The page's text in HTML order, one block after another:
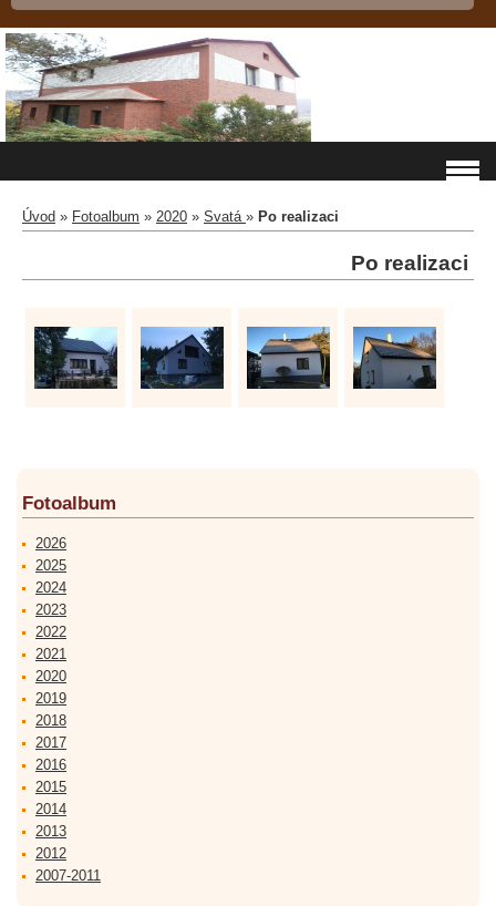
Úvod » Fotoalbum » 2020 » Svatá » Po realizaci
Po realizaci
Fotoalbum
2026
2025
2024
2023
2022
2021
2020
2019
2018
2017
2016
2015
2014
2013
2012
2007-2011